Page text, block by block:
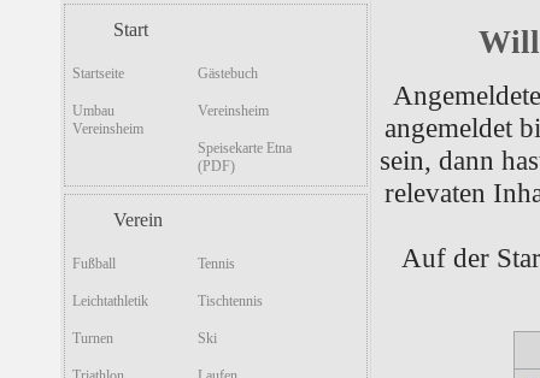
Start
Startseite Gästebuch
Umbau
Vereinsheim
Vereinsheim
Speisekarte Etna
(PDF)
Verein
Fußball Tennis
Leichtathletik Tischtennis
Turnen Ski
angemeldet
sein, dann
relevaten
Auf der